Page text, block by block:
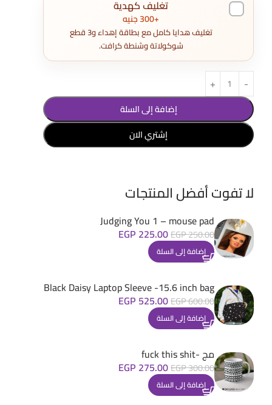
تغليف كهدية
+300 جنيه
تغليف هدايا كامل مع بطاقة إهداء و3 قطع
شوكولاتة وشنطة كرافت.
إضافة إلى السلة
إشتري الان
لا تفوت أفضل المنتجات
Judging You 1 – mouse pad
EGP250.00
EGP 225.00
إضافة إلى السلة
Black Daisy Laptop Sleeve -15.6 inch bag
EGP600.00
EGP 525.00
إضافة إلى السلة
مج -fuck this shit
EGP300.00
EGP 275.00
إضافة إلى السلة